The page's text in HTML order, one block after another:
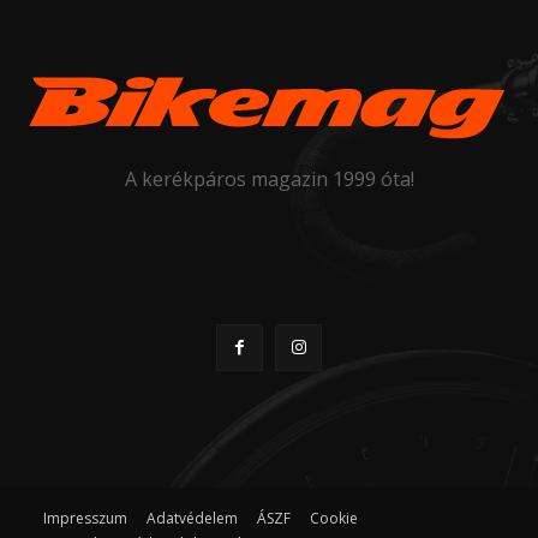
A kerékpáros magazin 1999 óta!
Impresszum Adatvédelem ÁSZF
Cookie